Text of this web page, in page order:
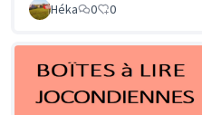
Héka 0 0